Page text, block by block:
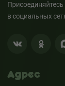
в социальных
Адрес